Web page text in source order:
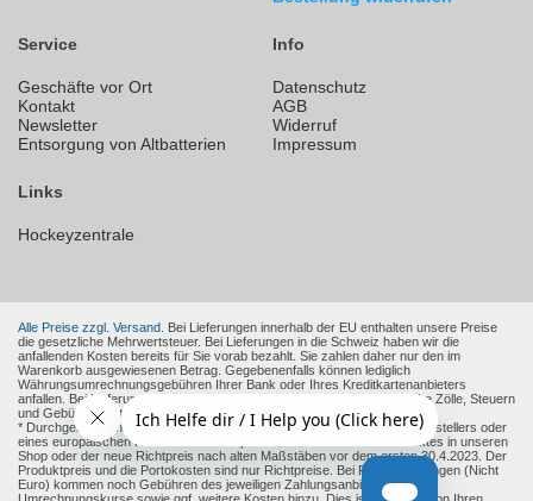
Service
Geschäfte vor Ort
Kontakt
Newsletter
Entsorgung von Altbatterien
Info
Datenschutz
AGB
Widerruf
Impressum
Links
Hockeyzentrale
Alle Preise zzgl. Versand. Bei Lieferungen innerhalb der EU enthalten unsere Preise
die gesetzliche Mehrwertsteuer. Bei Lieferungen in die Schweiz haben wir die
anfallenden Kosten bereits für Sie vorab bezahlt. Sie zahlen daher nur den im
Warenkorb ausgewiesenen Betrag. Gegebenenfalls können lediglich
Währungsumrechnungsgebühren Ihrer Bank oder Ihres Kreditkartenanbieters
anfallen. Bei Lieferungen in andere Nicht-EU-Länder können zusätzliche Zölle, Steuern
und Gebühren entstehen.
* Durchgestrichene Preise sind die empfohlenen Verkaufspreise des Herstellers oder
eines europäischen Händlers zum Zeitpunkt der Aufnahme des Produktes in unseren
Shop oder der neue Richtpreis nach alten Maßstäben vor dem ersten 30.4.2023. Der
Produktpreis und die Portokosten sind nur Richtpreise. Bei Fremdwährungen (Nicht
Euro) kommen noch Gebühren des jeweiligen Zahlungsanbieter und